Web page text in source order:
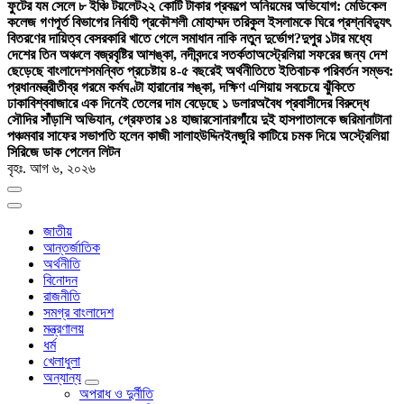
ফুটের যম সেলে ৮ ইঞ্চি টয়লেট২২ কোটি টাকার প্রকল্পে অনিয়মের অভিযোগ: মেডিকেল
কলেজ গণপূর্ত বিভাগের নির্বাহী প্রকৌশলী মোহাম্মদ তরিকুল ইসলামকে ঘিরে প্রশ্নবিদ্যুৎ
বিতরণের দায়িত্ব বেসরকারি খাতে গেলে সমাধান নাকি নতুন দুর্ভোগ?দুপুর ১টার মধ্যে
দেশের তিন অঞ্চলে বজ্রবৃষ্টির আশঙ্কা, নদীবন্দরে সতর্কতাঅস্ট্রেলিয়া সফরের জন্য দেশ
ছেড়েছে বাংলাদেশসমন্বিত প্রচেষ্টায় ৪-৫ বছরেই অর্থনীতিতে ইতিবাচক পরিবর্তন সম্ভব:
প্রধানমন্ত্রীতীব্র গরমে কর্মঘণ্টা হারানোর শঙ্কা, দক্ষিণ এশিয়ায় সবচেয়ে ঝুঁকিতে
ঢাকাবিশ্ববাজারে এক দিনেই তেলের দাম বেড়েছে ১ ডলারঅবৈধ প্রবাসীদের বিরুদ্ধে
সৌদির সাঁড়াশি অভিযান, গ্রেফতার ১৪ হাজারসোনারগাঁয়ে দুই হাসপাতালকে জরিমানাটানা
পঞ্চমবার সাফের সভাপতি হলেন কাজী সালাহউদ্দিনইনজুরি কাটিয়ে চমক দিয়ে অস্ট্রেলিয়া
সিরিজে ডাক পেলেন লিটন
বৃহঃ. আগ ৬, ২০২৬
জাতীয়
আন্তর্জাতিক
অর্থনীতি
বিনোদন
রাজনীতি
সমগ্র বাংলাদেশ
মন্ত্রণালয়
ধর্ম
খেলাধুলা
অন্যান্য
অপরাধ ও দুর্নীতি